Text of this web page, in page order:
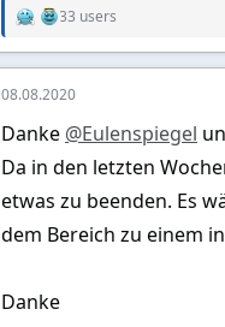
R
a
t
o
n
s
:
33 users
08.08.2020
Danke @Eulenspiegel
Da in den letzten
etwas zu beenden. Es
dem Bereich zu einem
Danke